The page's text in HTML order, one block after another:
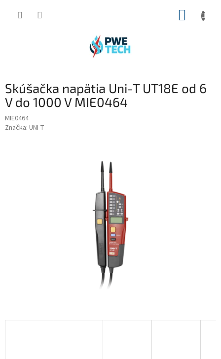
Skúšačka napätia Uni-T UT18E od 6
V do 1000 V MIE0464
MIE0464
Značka: UNI-T